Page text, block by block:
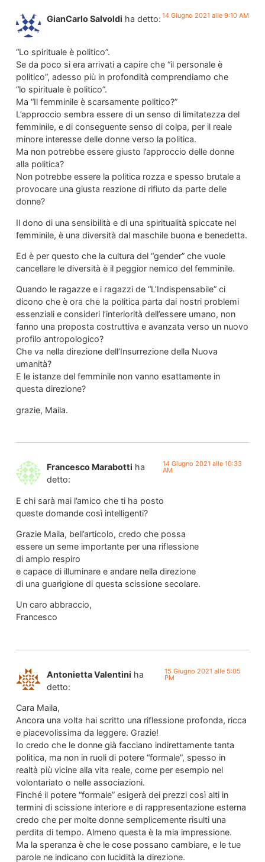
GianCarlo Salvoldi ha detto: 14 Giugno 2021 alle 9:10 AM
“Lo spirituale è politico”.
Se da poco si era arrivati a capire che “il personale è
politico”, adesso più in profondità comprendiamo che
“lo spirituale è politico”.
Ma “Il femminile è scarsamente politico?”
L’approccio sembra essere di un senso di limitatezza del
femminile, e di conseguente senso di colpa, per il reale
minore interesse delle donne verso la politica.
Ma non potrebbe essere giusto l’approccio delle donne
alla politica?
Non potrebbe essere la politica rozza e spesso brutale a
provocare una giusta reazione di rifiuto da parte delle
donne?
Il dono di una sensibilità e di una spiritualità spiccate nel
femminile, è una diversità dal maschile buona e benedetta.
Ed è per questo che la cultura del “gender” che vuole
cancellare le diversità è il peggior nemico del femminile.
Quando le ragazze e i ragazzi de “L’Indispensabile” ci
dicono che è ora che la politica parta dai nostri problemi
essenziali e consideri l’interiorità dell’essere umano, non
fanno una proposta costruttiva e avanzata verso un nuovo
profilo antropologico?
Che va nella direzione dell’Insurrezione della Nuova
umanità?
E le istanze del femminile non vanno esattamente in
questa direzione?
grazie, Maila.
Francesco Marabotti ha
detto:
14 Giugno 2021 alle 10:33
AM
E chi sarà mai l’amico che ti ha posto
queste domande così intelligenti?
Grazie Maila, bell’articolo, credo che possa
essere un seme importante per una riflessione
di ampio respiro
e capace di illuminare e andare nella direzione
di una guarigione di questa scissione secolare.
Un caro abbraccio,
Francesco
Antonietta Valentini ha
detto:
15 Giugno 2021 alle 5:05
PM
Cara Maila,
Ancora una volta hai scritto una riflessione profonda, ricca
e piacevolissima da leggere. Grazie!
Io credo che le donne già facciano indirettamente tanta
politica, ma non in ruoli di potere “formale”, spesso in
realtà più vicine alla vita reale, come per esempio nel
volontariato o nelle associazioni.
Finché il potere “formale” esigerà dei prezzi così alti in
termini di scissione interiore e di rappresentazione esterna
credo che per molte donne semplicemente risulti una
perdita di tempo. Almeno questa è la mia impressione.
Ma la speranza è che le cose possano cambiare, e le tue
parole ne indicano con lucidità la direzione.